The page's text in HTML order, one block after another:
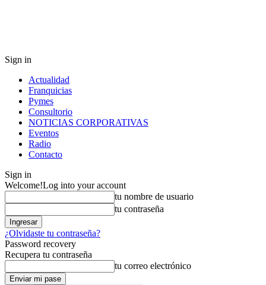
Sign in
Actualidad
Franquicias
Pymes
Consultorio
NOTICIAS CORPORATIVAS
Eventos
Radio
Contacto
Sign in
Welcome!Log into your account
tu nombre de usuario
tu contraseña
¿Olvidaste tu contraseña?
Password recovery
Recupera tu contraseña
tu correo electrónico